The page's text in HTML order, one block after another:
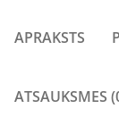
APRAKSTS
ATSAUKSMES